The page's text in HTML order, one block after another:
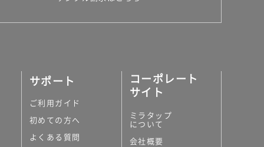
サポート
ご利用ガイド
初めての方へ
よくある質問
コーポレート
サイト
ミラタップ
について
会社概要